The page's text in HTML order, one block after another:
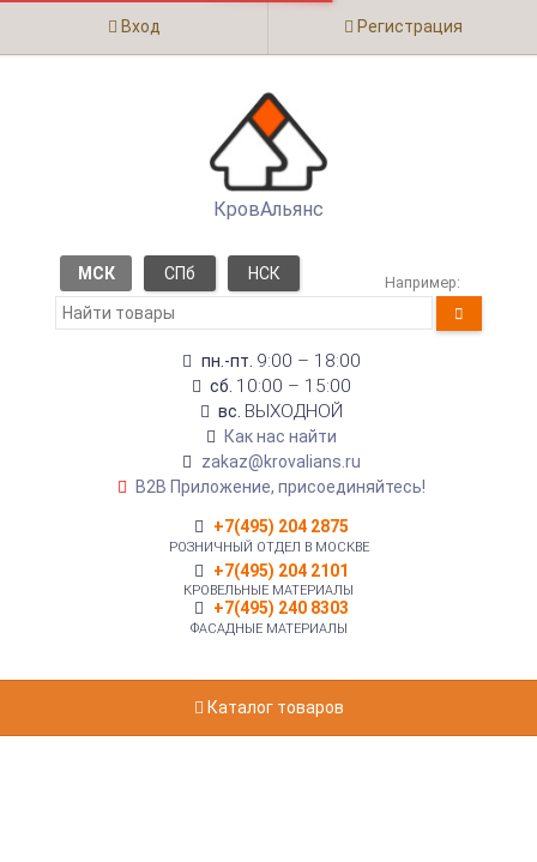
Вход Регистрация
КровАльянс
МСК СПб НСК Например:
пн.-пт. 9:00 – 18:00
сб. 10:00 – 15:00
вс. ВЫХОДНОЙ
Как нас найти
zakaz@krovalians.ru
B2B Приложение, присоединяйтесь!
+7(495) 204 2875
РОЗНИЧНЫЙ ОТДЕЛ В МОСКВЕ
+7(495) 204 2101
КРОВЕЛЬНЫЕ МАТЕРИАЛЫ
+7(495) 240 8303
ФАСАДНЫЕ МАТЕРИАЛЫ
Каталог товаров